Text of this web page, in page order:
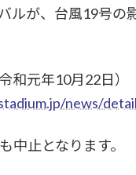
ルが、台風19号
和元年10月22日
news/
中止となります。